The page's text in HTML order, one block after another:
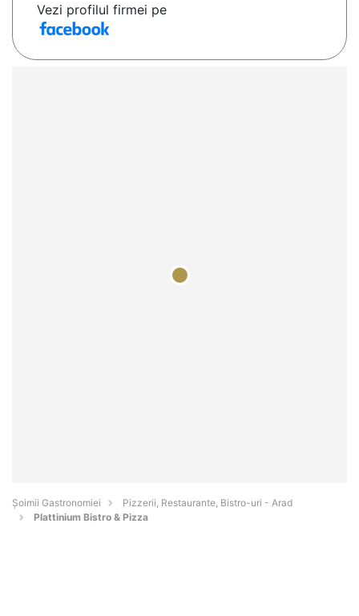
Vezi profilul firmei pe
Șoimii Gastronomiei
Pizzerii, Restaurante, Bistro-uri - Arad
Plattinium Bistro & Pizza